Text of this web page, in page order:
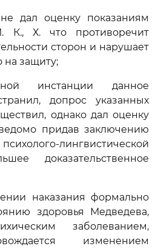
дал оценку показаниям
К., Х. что противоречит
сторон и нарушает
на защиту;
инстанции данное
допрос указанных
однако дал оценку
придав заключению
лингвистической
доказательственное
наказания формально
здоровья Медведева,
заболеванием,
изменением